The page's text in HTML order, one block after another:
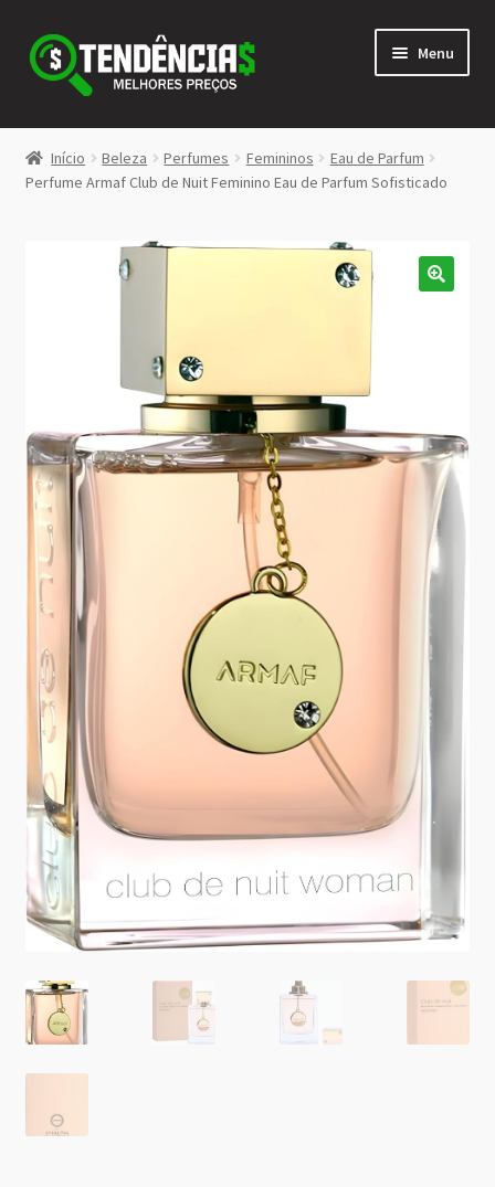
Pular
para
navegação
Pular
para
conteúdo
Menu
LOJA
<>
Início Beleza Perfumes Femininos
Eau de Parfum
Perfume Armaf Club de Nuit Feminino Eau de Parfum Sofisticado